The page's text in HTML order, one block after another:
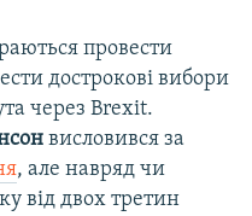
провести
дострокові вибори
через Brexit.
висловився за
, але навряд чи
від двох третин